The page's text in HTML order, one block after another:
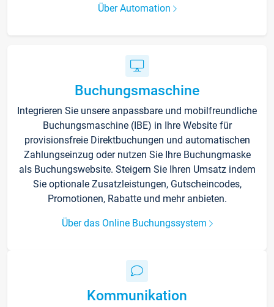
Über Automation
Buchungsmaschine
Integrieren Sie unsere anpassbare und mobilfreundliche
Buchungsmaschine (IBE) in Ihre Website für
provisionsfreie Direktbuchungen und automatischen
Zahlungseinzug oder nutzen Sie Ihre Buchungmaske
als Buchungswebsite. Steigern Sie Ihren Umsatz indem
Sie optionale Zusatzleistungen, Gutscheincodes,
Promotionen, Rabatte und mehr anbieten.
Über das Online Buchungssystem
Kommunikation